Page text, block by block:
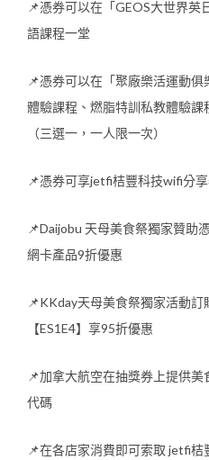
📌憑券可以在「GEOS大世界
語課程一堂
📌憑券可以在「聚廠樂活運動
體驗課程、燃脂特訓私教體驗
（三選一，一人限一次）
📌憑券可享jetfi桔豐科技wifi分
📌Daijobu 天母美食祭獨家贊助
網卡產品9折優惠
📌KKday天母美食祭獨家活動
【ES1E4】享95折優惠
📌加拿大航空在抽獎券上提供
代碼
📌在各店家消費即可索取 jetfi